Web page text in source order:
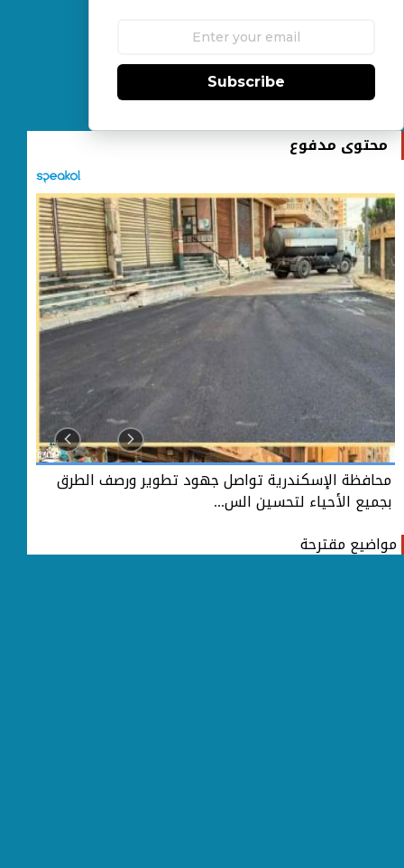
Subscribe
محتوى مدفوع
محافظة الإسكندرية تواصل جهود تطوير ورصف الطرق
بجميع الأحياء لتحسين الس...
مواضيع مقترحة